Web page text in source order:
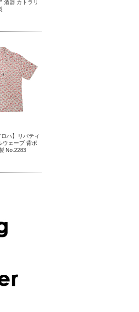
酒器 カトラリ
ロハ】リバティ
ウェーブ 背ポ
No.2283